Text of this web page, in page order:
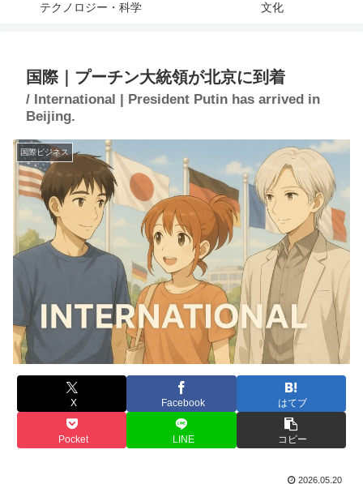
テクノロジー・科学 文化
国際｜プーチン大統領が北京に到着
/ International | President Putin has arrived in
Beijing.
国際ビジネス
X Facebook はてブ
Pocket LINE コピー
2026.05.20